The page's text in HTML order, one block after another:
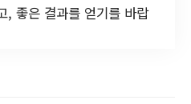
, 좋은 결과를 얻기를 바랍